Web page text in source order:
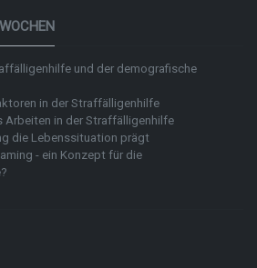
und der demografische
in der Straffälligenhilfe
Arbeiten in der Straffälligenhilfe
die Lebenssituation prägt
- ein Konzept für die